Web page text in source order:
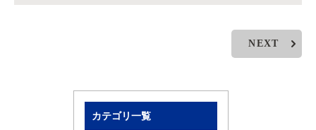
NEXT
カテゴリ一覧